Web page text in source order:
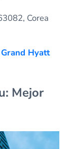
Corea
Hyatt
Mejor